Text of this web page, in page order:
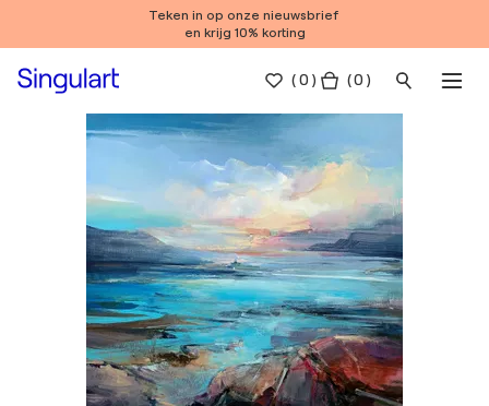
Teken in op onze nieuwsbrief
en krijg 10% korting
(0 ) ( 0 )